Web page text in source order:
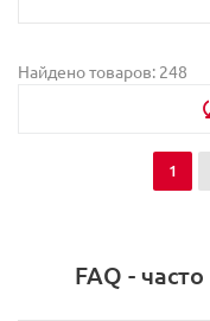
Найдено товаров: 248
1
FAQ -